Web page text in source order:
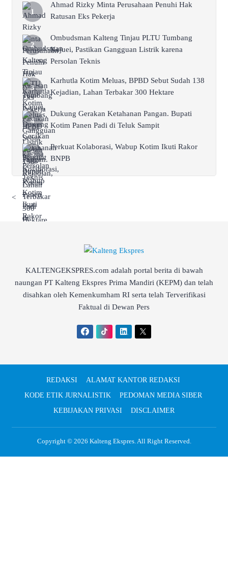
Ahmad Rizky Minta Perusahaan Penuhi Hak
Ratusan Eks Pekerja
Ombudsman Kalteng Tinjau PLTU Tumbang
Kajuei, Pastikan Gangguan Listrik karena
Persolan Teknis
Karhutla Kotim Meluas, BPBD Sebut Sudah 138
Kejadian, Lahan Terbakar 300 Hektare
Dukung Gerakan Ketahanan Pangan. Bupati
Kotim Panen Padi di Teluk Sampit
Perkuat Kolaborasi, Wabup Kotim Ikuti Rakor
BNPB
<
KALTENGEKSPRES.com adalah portal berita di bawah
naungan PT Kalteng Ekspres Prima Mandiri (KEPM) dan telah
disahkan oleh Kemenkumham RI serta telah Terverifikasi
Faktual di Dewan Pers
REDAKSI
ALAMAT KANTOR REDAKSI
KODE ETIK JURNALISTIK
PEDOMAN MEDIA SIBER
KEBIJAKAN PRIVASI
DISCLAIMER
Copyright © 2026 Kalteng Ekspres. All Right Reserved.